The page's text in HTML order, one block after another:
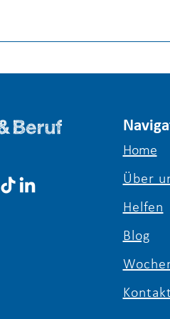
Girls’ & Boys’ Day 2026: Ein
voller Erfolg für die
Berufsorientierung in Berlin
Home
Über
Helfen
Blog
Kontakt